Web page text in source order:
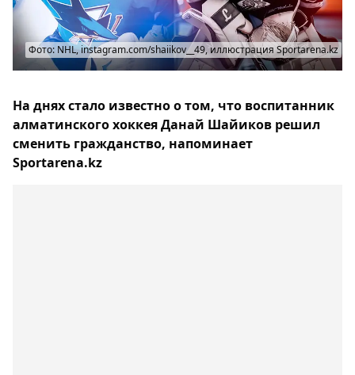
Фото: NHL, instagram.com/shaiikov__49, иллюстрация Sportarena.kz
На днях стало известно о том, что воспитанник
алматинского хоккея Данай Шайиков решил
сменить гражданство, напоминает
Sportarena.kz